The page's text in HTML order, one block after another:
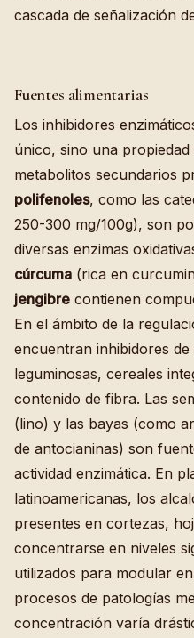
cascada de señalización
Fuentes alimentarias
Los inhibidores
único, sino una
metabolitos secundarios
polifenoles, como las
250-300 mg/100g), son
diversas enzimas
cúrcuma (rica en
jengibre contienen
En el ámbito de la
encuentran inhibidores
leguminosas, cereales
contenido de fibra. Las
(lino) y las bayas (como
de antocianinas) son
actividad enzimática. En
latinoamericanas, los
presentes en cortezas,
concentrarse en niveles
utilizados para modular
procesos de patologías
concentración varía